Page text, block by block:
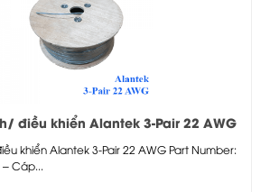
điều khiển Alantek 3-Pair 22 AWG
khiển Alantek 3-Pair 22 AWG Part Number:
Cáp...